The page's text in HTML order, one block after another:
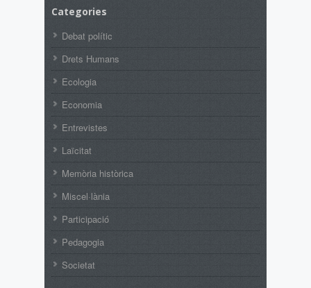
Categories
Debat polític
Drets Humans
Ecologia
Economia
Entrevistes
Laïcitat
Memòria històrica
Miscel·lània
Participació
Pedagogia
Societat